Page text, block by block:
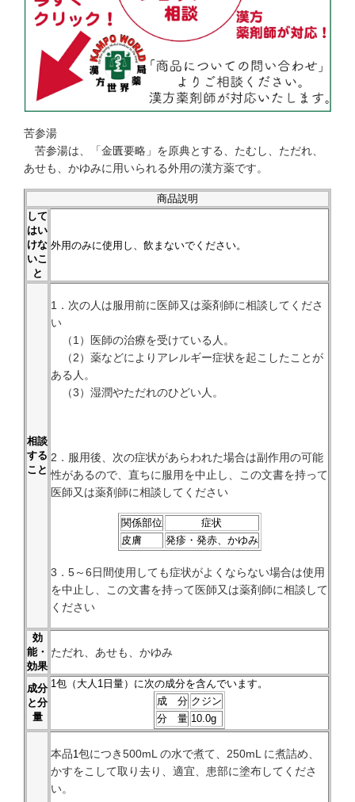
苦参湯
苦参湯は、「金匱要略」を原典とする、たむし、ただれ、
あせも、かゆみに用いられる外用の漢方薬です。
商品説明
して
はい
けな
いこ
と
外用のみに使用し、飲まないでください。
相談
する
こと
1．次の人は服用前に医師又は薬剤師に相談してくださ
い
（1）医師の治療を受けている人。
（2）薬などによりアレルギー症状を起こしたことが
ある人。
（3）湿潤やただれのひどい人。
2．服用後、次の症状があらわれた場合は副作用の可能
性があるので、直ちに服用を中止し、この文書を持って
医師又は薬剤師に相談してください
関係部位
症状
皮膚
発疹・発赤、かゆみ
3．5～6日間使用しても症状がよくならない場合は使用
を中止し、この文書を持って医師又は薬剤師に相談して
ください
効
能・
効果
ただれ、あせも、かゆみ
成分
と分
量
1包（大人1日量）に次の成分を含んでいます。
成 分 クジン
分 量 10.0g
本品1包につき500mL の水で煮て、250mL に煮詰め、
かすをこして取り去り、適宜、患部に塗布してくださ
い。